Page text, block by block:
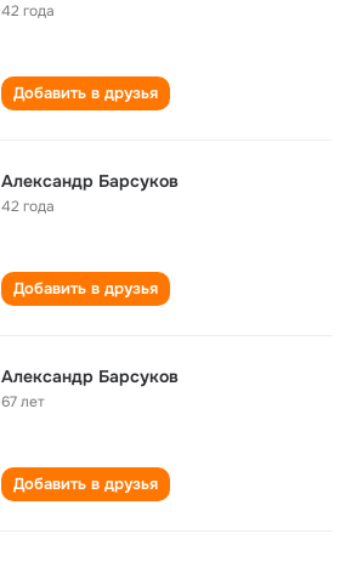
42 года
Добавить в друзья
Александр Барсуков
42 года
Добавить в друзья
Александр Барсуков
67 лет
Добавить в друзья